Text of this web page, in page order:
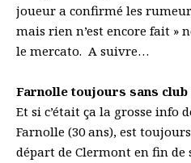
joueur a confirmé les
mais rien n’est encore fait
le mercato. A suivre…
Farnolle toujours sans club
Et si c’était ça la grosse info
Farnolle (30 ans), est
départ de Clermont en fin